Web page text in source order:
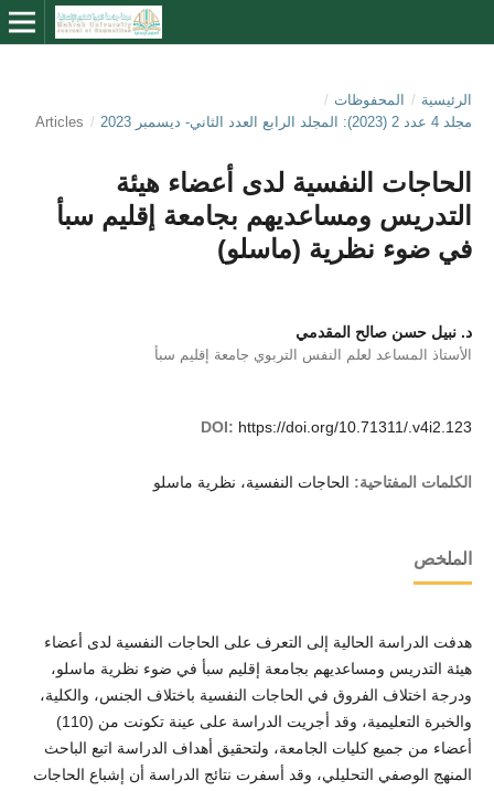
الرئيسية / المحفوظات /
مجلد 4 عدد 2 (2023): المجلد الرابع العدد الثاني- ديسمبر 2023
/
Articles
الحاجات النفسية لدى أعضاء هيئة
التدريس ومساعديهم بجامعة إقليم سبأ
في ضوء نظرية (ماسلو)
د. نبيل حسن صالح المقدمي
الأستاذ المساعد لعلم النفس التربوي جامعة إقليم سبأ
DOI: https://doi.org/10.71311/.v4i2.123
الكلمات المفتاحية: الحاجات النفسية، نظرية ماسلو
الملخص
هدفت الدراسة الحالية إلى التعرف على الحاجات النفسية لدى أعضاء
هيئة التدريس ومساعديهم بجامعة إقليم سبأ في ضوء نظرية ماسلو،
ودرجة اختلاف الفروق في الحاجات النفسية باختلاف الجنس، والكلية،
والخبرة التعليمية، وقد أجريت الدراسة على عينة تكونت من (110)
أعضاء من جميع كليات الجامعة، ولتحقيق أهداف الدراسة اتبع الباحث
المنهج الوصفي التحليلي، وقد أسفرت نتائج الدراسة أن إشباع الحاجات